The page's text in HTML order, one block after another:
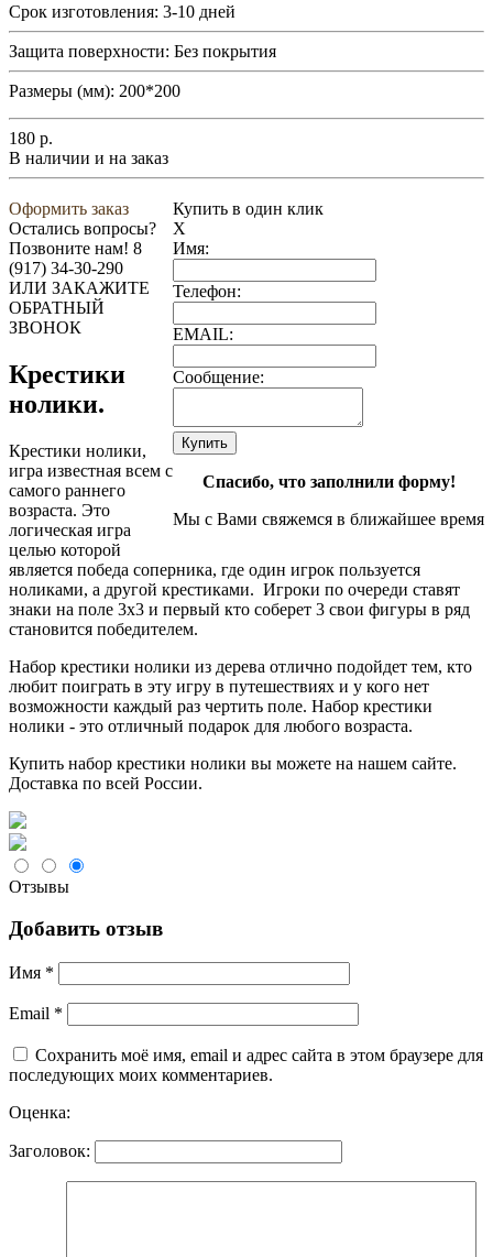
Срок изготовления: 3-10 дней
Защита поверхности: Без покрытия
Размеры (мм): 200*200
180 р.
В наличии и на заказ
Оформить заказ
Купить в один клик
X
Имя:
Телефон:
EMAIL:
Сообщение:
Спасибо, что заполнили форму!
Мы с Вами свяжемся в ближайшее время
Остались вопросы?
Позвоните нам! 8
(917) 34-30-290
ИЛИ ЗАКАЖИТЕ
ОБРАТНЫЙ
ЗВОНОК
Крестики
нолики.
Крестики нолики,
игра известная всем с
самого раннего
возраста. Это
логическая игра
целью которой
является победа соперника, где один игрок пользуется
ноликами, а другой крестиками. Игроки по очереди ставят
знаки на поле 3x3 и первый кто соберет 3 свои фигуры в ряд
становится победителем.
Набор крестики нолики из дерева отлично подойдет тем, кто
любит поиграть в эту игру в путешествиях и у кого нет
возможности каждый раз чертить поле. Набор крестики
нолики - это отличный подарок для любого возраста.
Купить набор крестики нолики вы можете на нашем сайте.
Доставка по всей России.
Отзывы
Добавить отзыв
Имя *
Email *
Сохранить моё имя, email и адрес сайта в этом браузере для
последующих моих комментариев.
Оценка:
Заголовок: